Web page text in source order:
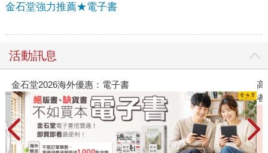
金石堂強力推薦★電子書
活動訊息
金石堂2026海外優惠：電子書
高
者